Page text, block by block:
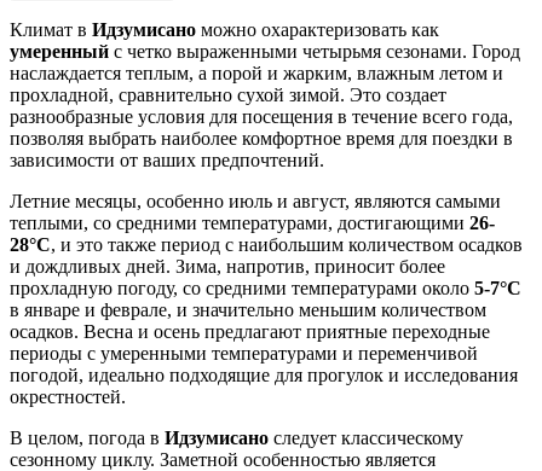
Климат в Идзумисано можно охарактеризовать как
умеренный с четко выраженными четырьмя сезонами. Город
наслаждается теплым, а порой и жарким, влажным летом и
прохладной, сравнительно сухой зимой. Это создает
разнообразные условия для посещения в течение всего года,
позволяя выбрать наиболее комфортное время для поездки в
зависимости от ваших предпочтений.
Летние месяцы, особенно июль и август, являются самыми
теплыми, со средними температурами, достигающими 26-
28°C, и это также период с наибольшим количеством осадков
и дождливых дней. Зима, напротив, приносит более
прохладную погоду, со средними температурами около 5-7°C
в январе и феврале, и значительно меньшим количеством
осадков. Весна и осень предлагают приятные переходные
периоды с умеренными температурами и переменчивой
погодой, идеально подходящие для прогулок и исследования
окрестностей.
В целом, погода в Идзумисано следует классическому
сезонному циклу. Заметной особенностью является